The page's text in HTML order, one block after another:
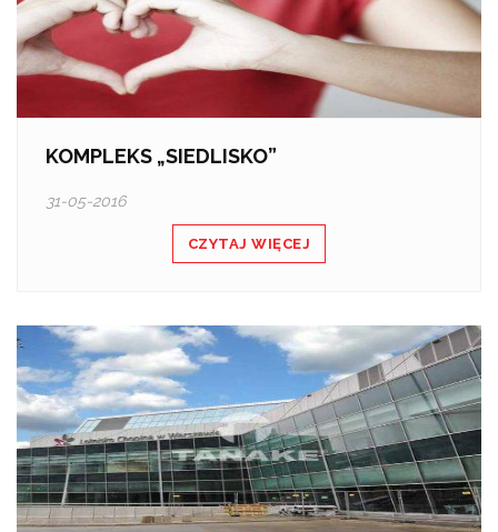
KOMPLEKS „SIEDLISKO”
31-05-2016
CZYTAJ WIĘCEJ